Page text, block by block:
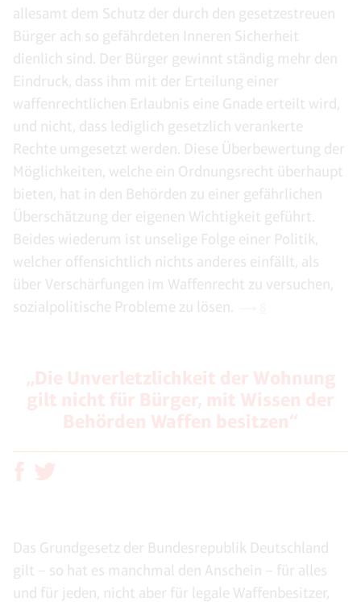
allesamt dem Schutz der durch den gesetzestreuen
Bürger ach so gefährdeten Inneren Sicherheit
dienlich sind. Der Bürger gewinnt ständig mehr den
Eindruck, dass ihm mit der Erteilung einer
waffenrechtlichen Erlaubnis eine Gnade erteilt wird,
und nicht, dass lediglich gesetzlich verankerte
Rechte umgesetzt werden. Diese Überbewertung der
Möglichkeiten, welche ein Ordnungsrecht überhaupt
bieten, hat in den Behörden zu einer gefährlichen
Überschätzung der eigenen Wichtigkeit geführt.
Beides wiederum ist unselige Folge einer Politik,
welcher offensichtlich nichts anderes einfällt, als
über Verschärfungen im Waffenrecht zu versuchen,
sozialpolitische Probleme zu lösen.
Das Grundgesetz der Bundesrepublik Deutschland
gilt – so hat es manchmal den Anschein – für alles
und für jeden, nicht aber für legale Waffenbesitzer,